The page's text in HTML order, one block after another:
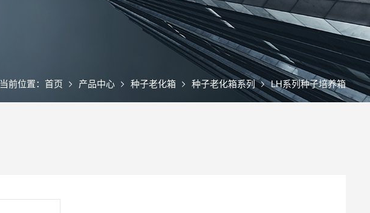
当前位置： 首页 产品中心 种子老化箱 种子老化箱系列 LH系列种子培养箱